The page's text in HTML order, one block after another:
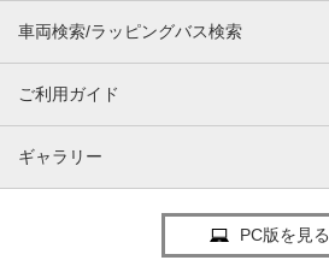
車両検索/ラッピングバス検索
ご利用ガイド
ギャラリー
PC版を見る